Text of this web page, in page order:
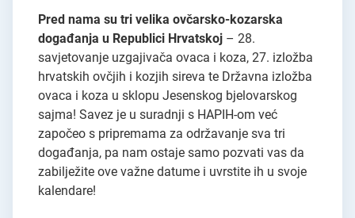
Pred nama su tri velika ovčarsko-kozarska
događanja u Republici Hrvatskoj – 28.
savjetovanje uzgajivača ovaca i koza, 27. izložba
hrvatskih ovčjih i kozjih sireva te Državna izložba
ovaca i koza u sklopu Jesenskog bjelovarskog
sajma! Savez je u suradnji s HAPIH-om već
započeo s pripremama za održavanje sva tri
događanja, pa nam ostaje samo pozvati vas da
zabilježite ove važne datume i uvrstite ih u svoje
kalendare!